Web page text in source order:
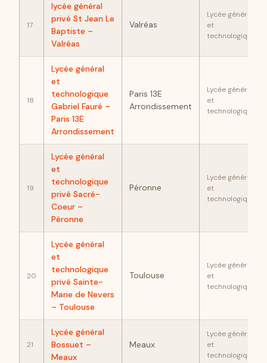
17
lycée général
privé St Jean Le
Baptiste –
Valréas
Valréas
Lycée général
et
technologique
18
Lycée général
et
technologique
Gabriel Fauré –
Paris 13E
Arrondissement
Paris 13E
Arrondissement
Lycée général
et
technologique
19
Lycée général
et
technologique
privé Sacré-
Coeur –
Péronne
Péronne
Lycée général
et
technologique
20
Lycée général
et
technologique
privé Sainte-
Marie de Nevers
– Toulouse
Toulouse
Lycée général
et
technologique
21
Lycée général
Bossuet –
Meaux
Meaux
Lycée général
et
technologique